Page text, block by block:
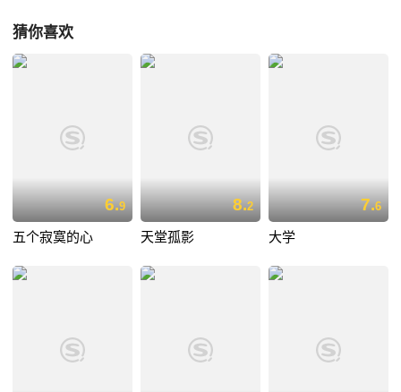
猜你喜欢
6.9
五个寂寞的心
8.2
天堂孤影
7.6
大学